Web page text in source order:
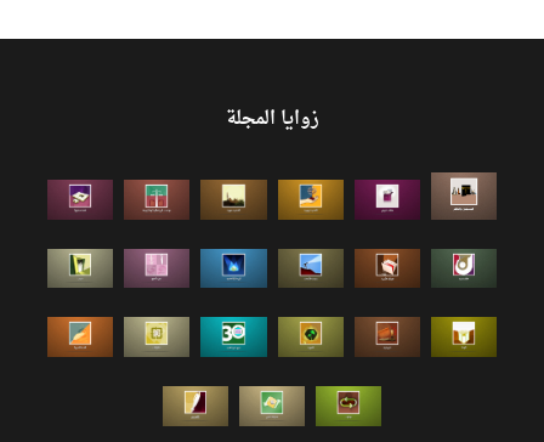
زوايا المجلة